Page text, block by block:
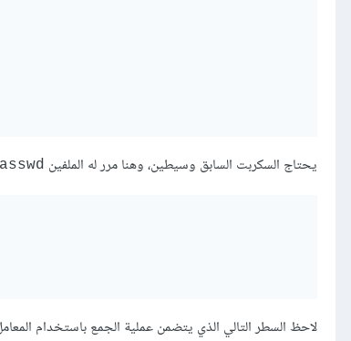
يحتاج السكربت السابق وسيطين، وهنا مرر له الملفين
لاحظ السطر التالي الذي يتضمن عملية الجمع باستخدام